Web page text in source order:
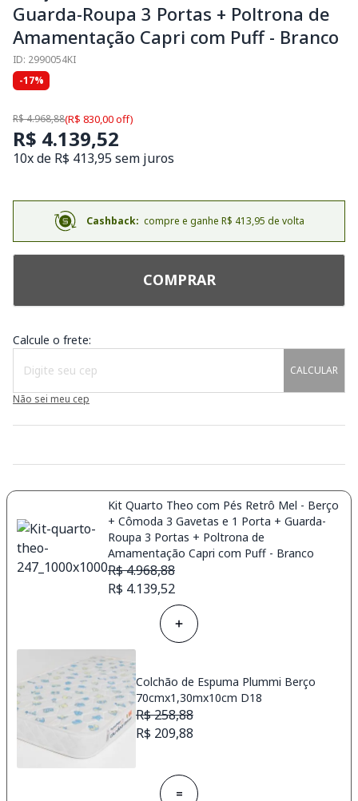
Guarda-Roupa 3 Portas + Poltrona de
Amamentação Capri com Puff - Branco
ID: 2990054KI
-17%
R$ 4.968,88(R$ 830,00 off)
R$ 4.139,52
10x de R$ 413,95 sem juros
Cashback: compre e ganhe R$ 413,95 de volta
COMPRAR
Calcule o frete:
CALCULAR
Não sei meu cep
Kit Quarto Theo com Pés Retrô Mel - Berço
+ Cômoda 3 Gavetas e 1 Porta + Guarda-
Roupa 3 Portas + Poltrona de
Amamentação Capri com Puff - Branco
R$ 4.968,88
R$ 4.139,52
Colchão de Espuma Plummi Berço
70cmx1,30mx10cm D18
R$ 258,88
R$ 209,88
=